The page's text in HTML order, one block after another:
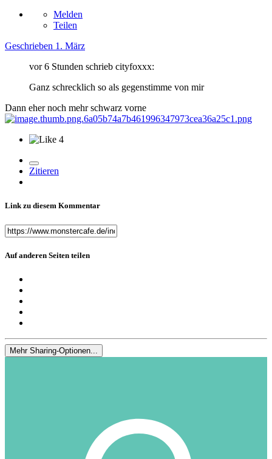
Melden
Teilen
Geschrieben 1. März
vor 6 Stunden schrieb cityfoxxx:
Ganz schrecklich so als gegenstimme von mir
Dann eher noch mehr schwarz vorne
4
Zitieren
Link zu diesem Kommentar
Auf anderen Seiten teilen
Mehr Sharing-Optionen...